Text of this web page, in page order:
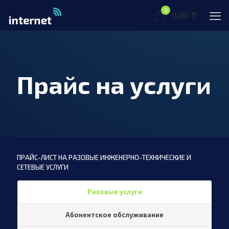
0
0,00 ₸
Прайс на услуги
ПРАЙС-ЛИСТ НА РАЗОВЫЕ ИНЖЕНЕРНО-ТЕХНИЧЕСКИЕ И
СЕТЕВЫЕ УСЛУГИ
Разовые услуги
Абонентское обслуживание